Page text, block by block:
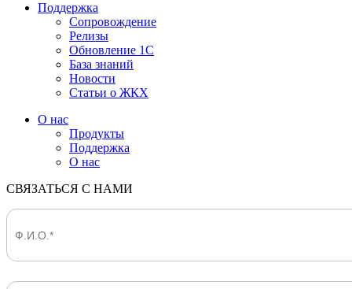
Поддержка
Сопровождение
Релизы
Обновление 1С
База знаний
Новости
Статьи о ЖКХ
О нас
Продукты
Поддержка
О нас
СВЯЗАТЬСЯ С НАМИ